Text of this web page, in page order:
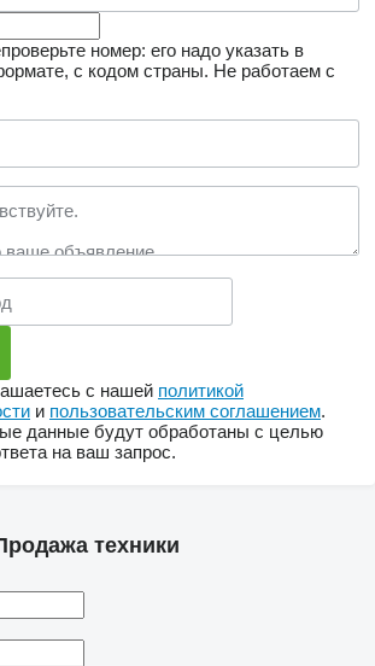
номер: его надо указать в
с кодом страны. Не работаем с
с нашей политикой
и пользовательским соглашением.
данные будут обработаны с целью
на ваш запрос.
техники